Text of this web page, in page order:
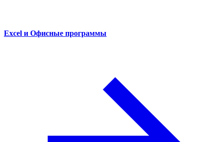
Excel и Офисные программы